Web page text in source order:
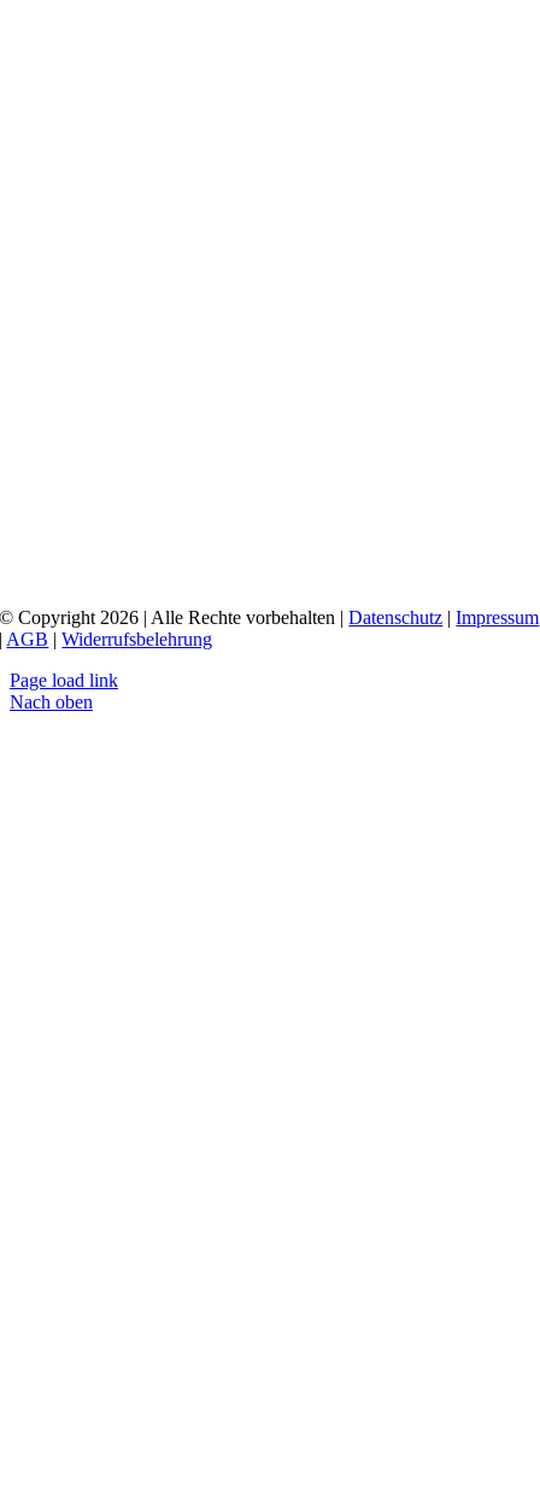
© Copyright 2026 | Alle Rechte vorbehalten |Datenschutz |Impressum
| AGB |Widerrufsbelehrung
Page load link
Nach oben